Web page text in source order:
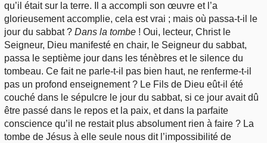
qu’il était sur la terre. Il a accompli son œuvre et l’a
glorieusement accomplie, cela est vrai ; mais où passa-t-il le
jour du sabbat ? Dans la tombe ! Oui, lecteur, Christ le
Seigneur, Dieu manifesté en chair, le Seigneur du sabbat,
passa le septième jour dans les ténèbres et le silence du
tombeau. Ce fait ne parle-t-il pas bien haut, ne renferme-t-il
pas un profond enseignement ? Le Fils de Dieu eût-il été
couché dans le sépulcre le jour du sabbat, si ce jour avait dû
être passé dans le repos et la paix, et dans la parfaite
conscience qu’il ne restait plus absolument rien à faire ? La
tombe de Jésus à elle seule nous dit l’impossibilité de